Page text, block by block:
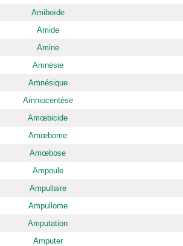
Amiboïde
Amide
Amine
Amnésie
Amnésique
Amniocentèse
Amœbicide
Amœbome
Amœbose
Ampoule
Ampullaire
Ampullome
Amputation
Amputer